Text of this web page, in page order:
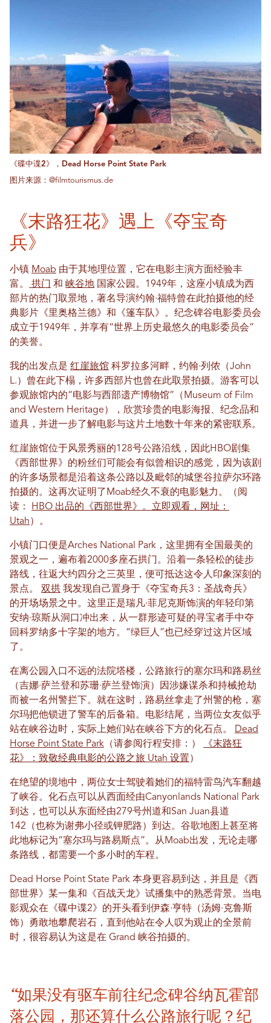
《碟中谍2》，Dead Horse Point State Park
图片来源：@filmtourismus.de
《末路狂花》遇上《夺宝奇
兵》
小镇 Moab 由于其地理位置，它在电影主演方面经验丰
富。
拱门 和 峡谷地 国家公园。1949年，这座小镇成为西
部片的热门取景地，著名导演约翰·福特曾在此拍摄他的经
典影片《里奥格兰德》和《篷车队》。纪念碑谷电影委员会
成立于1949年，并享有“世界上历史最悠久的电影委员会”
的美誉。
我的出发点是 红崖旅馆 科罗拉多河畔，约翰·列侬（John
L.）曾在此下榻，许多西部片也曾在此取景拍摄。游客可以
参观旅馆内的“电影与西部遗产博物馆”（Museum of Film
and Western Heritage），欣赏珍贵的电影海报、纪念品和
道具，并进一步了解电影与这片土地数十年来的紧密联系。
红崖旅馆位于风景秀丽的128号公路沿线，因此HBO剧集
《西部世界》的粉丝们可能会有似曾相识的感觉，因为该剧
的许多场景都是沿着这条公路以及毗邻的城堡谷拉萨尔环路
拍摄的。这再次证明了Moab经久不衰的电影魅力。（阅
读：
HBO 出品的《西部世界》。立即观看，网址：
Utah ）。
小镇门口便是Arches National Park，这里拥有全国最美的
景观之一，遍布着2000多座石拱门。沿着一条轻松的徒步
路线，往返大约四分之三英里，便可抵达这令人印象深刻的
景点。 双拱 我发现自己置身于《夺宝奇兵3：圣战奇兵》
的开场场景之中。这里正是瑞凡·菲尼克斯饰演的年轻印第
安纳·琼斯从洞口冲出来，从一群形迹可疑的寻宝者手中夺
回科罗纳多十字架的地方。“绿巨人”也已经穿过这片区域
了。
在离公园入口不远的法院塔楼，公路旅行的塞尔玛和路易丝
（吉娜·萨兰登和苏珊·萨兰登饰演）因涉嫌谋杀和持械抢劫
而被一名州警拦下。就在这时，路易丝拿走了州警的枪，塞
尔玛把他锁进了警车的后备箱。电影结尾，当两位女友似乎
站在峡谷边时，实际上她们站在峡谷下方的化石点。
Dead
Horse Point State Park （请参阅行程安排：）
《末路狂
花》：致敬经典电影的公路之旅 Utah 设置 ）
在绝望的境地中，两位女士驾驶着她们的福特雷鸟汽车翻越
了峡谷。化石点可以从西面经由Canyonlands National Park
到达，也可以从东面经由279号州道和San Juan县道
142（也称为谢弗小径或钾肥路）到达。谷歌地图上甚至将
此地标记为“塞尔玛与路易斯点”。从Moab出发，无论走哪
条路线，都需要一个多小时的车程。
Dead Horse Point State Park 本身更容易到达，并且是《西
部世界》某一集和《百战天龙》试播集中的熟悉背景。当电
影观众在《碟中谍2》的开头看到伊森·亨特（汤姆·克鲁斯
饰）勇敢地攀爬岩石，直到他站在令人叹为观止的全景前
时，很容易认为这是在 Grand 峡谷拍摄的。
“如果没有驱车前往纪念碑谷纳瓦霍部
落公园，那还算什么公路旅行呢？纪